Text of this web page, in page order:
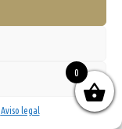
Aviso legal
0